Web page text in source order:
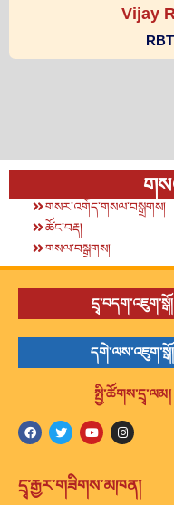
Vijay
གསར་འགོད་གསལ་བསྒྲགས།
ཚོང་བརྡ།
གསལ་བསྒྲགས།
དྲྭ་བདག་འཇུག་སྒོ།
དགེ་ལས་འཇུག་སྒོ།
སྤྱི་ཚོགས་དྲྭ་ལམ།
དྲྭ་རྒྱར་གཟིགས་མཁན།